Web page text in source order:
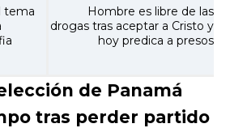
Hombre es libre de las
drogas tras aceptar a Cristo y
hoy predica a presos
tema
de Panamá
tras perder partido